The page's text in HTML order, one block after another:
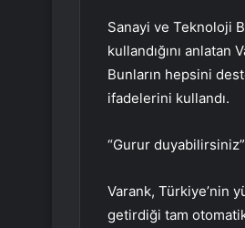
Sanayi ve Teknoloji
kullandığını anlatan
Bunların hepsini
ifadelerini kullandı.
“Gurur duyabilirsiniz”
Varank, Türkiye’nin
getirdiği tam